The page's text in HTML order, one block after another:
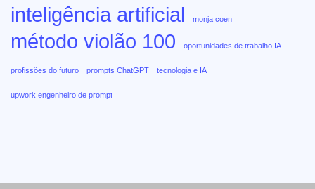
inteligência artificial monja coen
método violão 100 oportunidades de trabalho IA
profissões do futuro prompts ChatGPT tecnologia e IA
upwork engenheiro de prompt